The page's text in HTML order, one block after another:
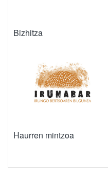
Bizhitza
Haurren mintzoa